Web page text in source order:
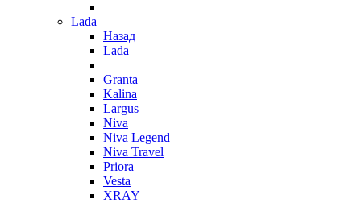
Lada
Назад
Lada
Granta
Kalina
Largus
Niva
Niva Legend
Niva Travel
Priora
Vesta
XRAY